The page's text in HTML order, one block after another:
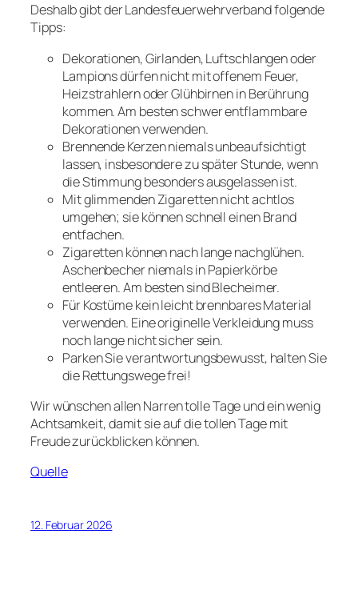
Deshalb gibt der Landesfeuerwehrverband folgende
Tipps:
Dekorationen, Girlanden, Luftschlangen oder
Lampions dürfen nicht mit offenem Feuer,
Heizstrahlern oder Glühbirnen in Berührung
kommen. Am besten schwer entflammbare
Dekorationen verwenden.
Brennende Kerzen niemals unbeaufsichtigt
lassen, insbesondere zu später Stunde, wenn
die Stimmung besonders ausgelassen ist.
Mit glimmenden Zigaretten nicht achtlos
umgehen; sie können schnell einen Brand
entfachen.
Zigaretten können nach lange nachglühen.
Aschenbecher niemals in Papierkörbe
entleeren. Am besten sind Blecheimer.
Für Kostüme kein leicht brennbares Material
verwenden. Eine originelle Verkleidung muss
noch lange nicht sicher sein.
Parken Sie verantwortungsbewusst, halten Sie
die Rettungswege frei!
Wir wünschen allen Narren tolle Tage und ein wenig
Achtsamkeit, damit sie auf die tollen Tage mit
Freude zurückblicken können.
Quelle
12. Februar 2026